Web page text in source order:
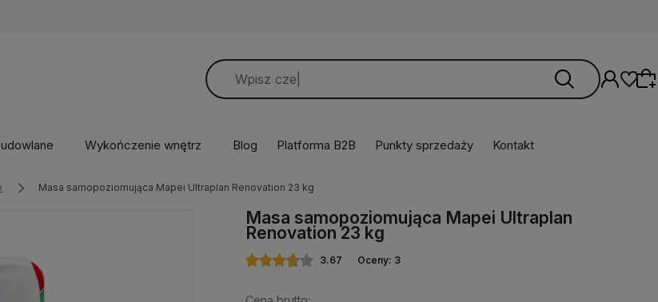
oferty lub zaloguj się, aby przywrócić dodane
Wykończenie wnętrz Blog Platforma B2B Punkty sprzedaży Kontakt
Masa samopoziomująca Mapei Ultraplan Renovation 23 kg
Masa samopoziomująca Mapei Ultraplan
Renovation 23 kg
3.67 Oceny: 3